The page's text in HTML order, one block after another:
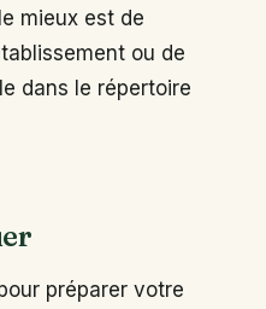
mieux est de
ou de
dans le répertoire
préparer votre